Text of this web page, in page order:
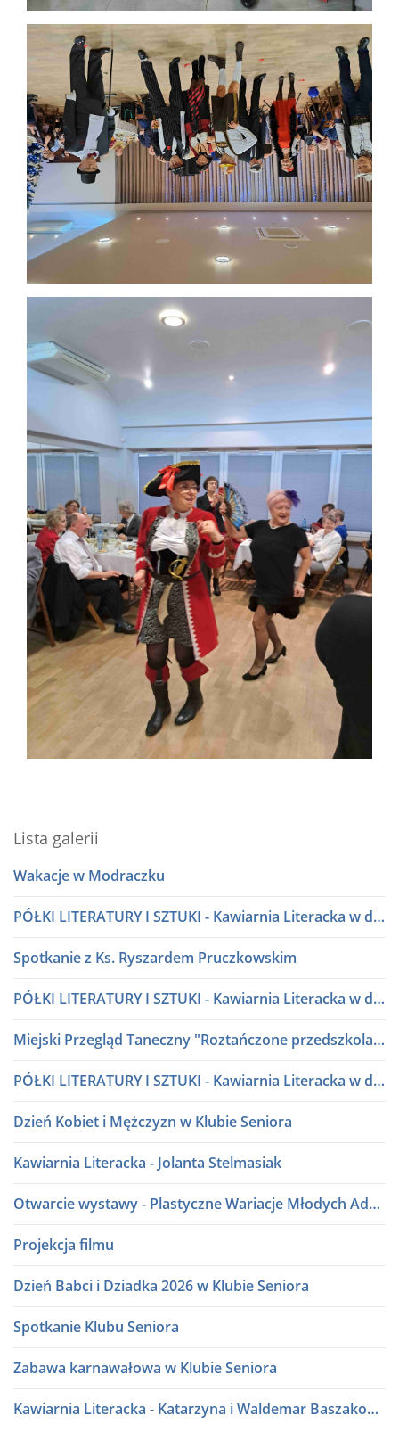
Lista galerii
Wakacje w Modraczku
PÓŁKI LITERATURY I SZTUKI - Kawiarnia Literacka w dialogu
Spotkanie z Ks. Ryszardem Pruczkowskim
PÓŁKI LITERATURY I SZTUKI - Kawiarnia Literacka w dialogu
Miejski Przegląd Taneczny "Roztańczone przedszkolaki" lata 80 i 90
PÓŁKI LITERATURY I SZTUKI - Kawiarnia Literacka w dialogu
Dzień Kobiet i Mężczyzn w Klubie Seniora
Kawiarnia Literacka - Jolanta Stelmasiak
Otwarcie wystawy - Plastyczne Wariacje Młodych Adeptów Sztuki
Projekcja filmu
Dzień Babci i Dziadka 2026 w Klubie Seniora
Spotkanie Klubu Seniora
Zabawa karnawałowa w Klubie Seniora
Kawiarnia Literacka - Katarzyna i Waldemar Baszakowie